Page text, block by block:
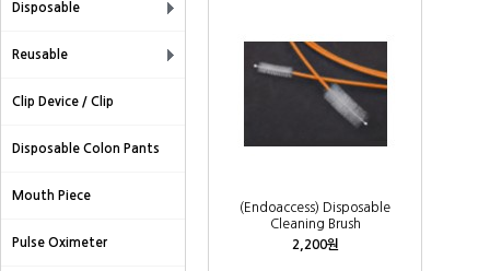
Disposable
Reusable
Clip Device / Clip
Disposable Colon Pants
Mouth Piece
Pulse Oximeter
(Endoaccess) Disposable
Cleaning Brush
2,200원